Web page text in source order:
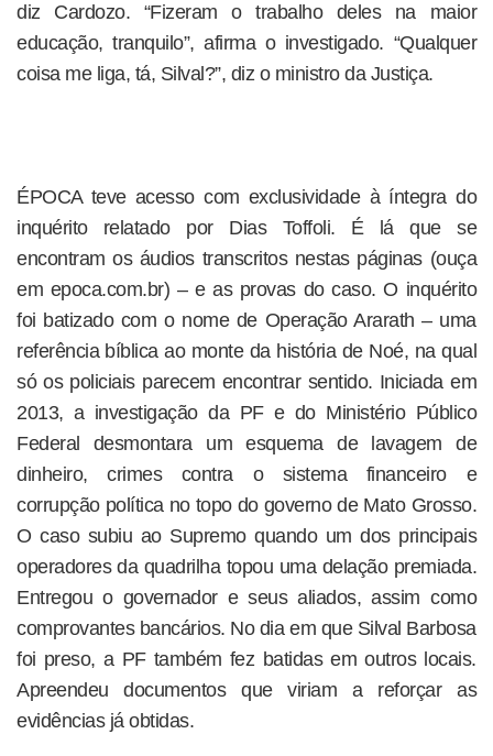
diz Cardozo. “Fizeram o trabalho deles na maior
educação, tranquilo”, afirma o investigado. “Qualquer
coisa me liga, tá, Silval?”, diz o ministro da Justiça.
ÉPOCA teve acesso com exclusividade à íntegra do
inquérito relatado por Dias Toffoli. É lá que se
encontram os áudios transcritos nestas páginas (ouça
em epoca.com.br) – e as provas do caso. O inquérito
foi batizado com o nome de Operação Ararath – uma
referência bíblica ao monte da história de Noé, na qual
só os policiais parecem encontrar sentido. Iniciada em
2013, a investigação da PF e do Ministério Público
Federal desmontara um esquema de lavagem de
dinheiro, crimes contra o sistema financeiro e
corrupção política no topo do governo de Mato Grosso.
O caso subiu ao Supremo quando um dos principais
operadores da quadrilha topou uma delação premiada.
Entregou o governador e seus aliados, assim como
comprovantes bancários. No dia em que Silval Barbosa
foi preso, a PF também fez batidas em outros locais.
Apreendeu documentos que viriam a reforçar as
evidências já obtidas.